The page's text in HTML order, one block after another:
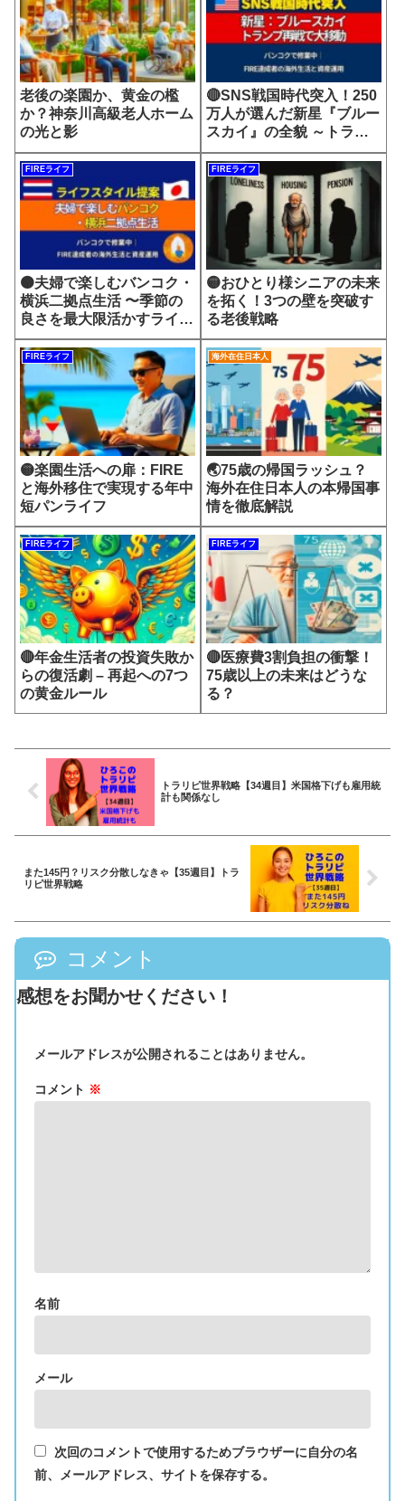
老後の楽園か、黄金の檻
か？神奈川高級老人ホーム
の光と影
🔴SNS戦国時代突入！250
万人が選んだ新星『ブルー
スカイ』の全貌 ～トラン
プ再選1週間で起きた史上
最大のSNS移住～
FIREライフ
🟠夫婦で楽しむバンコク・
横浜二拠点生活 〜季節の
良さを最大限活かすライフ
スタイル提案〜
FIREライフ
🟡おひとり様シニアの未来
を拓く！3つの壁を突破す
る老後戦略
FIREライフ
🟡楽園生活への扉：FIRE
と海外移住で実現する年中
短パンライフ
海外在住日本人
🌏75歳の帰国ラッシュ？
海外在住日本人の本帰国事
情を徹底解説
FIREライフ
🔴年金生活者の投資失敗か
らの復活劇 – 再起への7つ
の黄金ルール
FIREライフ
🔴医療費3割負担の衝撃！
75歳以上の未来はどうな
る？
トラリピ世界戦略【34週目】米国格下げも雇用統
計も関係なし
また145円？リスク分散しなきゃ【35週目】トラ
リピ世界戦略
コメント
感想をお聞かせください！
メールアドレスが公開されることはありません。
コメント ※
名前
メール
次回のコメントで使用するためブラウザーに自分の名
前、メールアドレス、サイトを保存する。